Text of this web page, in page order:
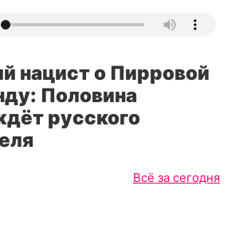
нацист о Пирровой
Половина
русского
Всё за сегодня